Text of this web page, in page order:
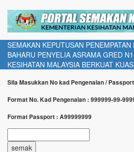
SEMAKAN KEPUTUSAN
BAHARU PENYELIA ASRAMA GRED
KESIHATAN MALAYSIA BERKUAT
Sila Masukkan No kad Pengenalan /
Format No. Kad Pengenalan : 999999-99-
Format Passport : A99999999